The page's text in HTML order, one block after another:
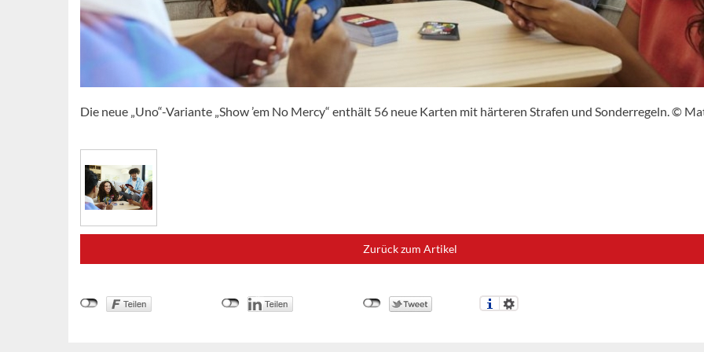
Die neue „Uno“-Variante „Show ’em No Mercy“ enthält 56 neue Karten mit härteren Strafen und Sonderregeln. ©
Zurück zum Artikel